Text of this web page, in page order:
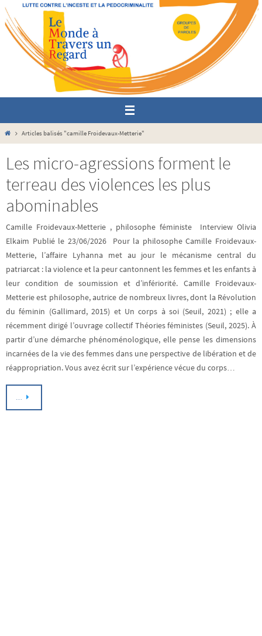
Passer
vers
contenu
HomeArticles balisés "camille Froidevaux-Metterie"
Les micro-agressions forment le
terreau des violences les plus
abominables
Camille Froidevaux-Metterie , philosophe féministe Interview Olivia
Elkaim Publié le 23/06/2026 Pour la philosophe Camille Froidevaux-
Metterie, l’affaire Lyhanna met au jour le mécanisme central du
patriarcat : la violence et la peur cantonnent les femmes et les enfants à
leur condition de soumission et d’infériorité. Camille Froidevaux-
Metterie est philosophe, autrice de nombreux livres, dont la Révolution
du féminin (Gallimard, 2015) et Un corps à soi (Seuil, 2021) ; elle a
récemment dirigé l’ouvrage collectif Théories féministes (Seuil, 2025). À
partir d’une démarche phénoménologique, elle pense les dimensions
incarnées de la vie des femmes dans une perspective de libération et de
réappropriation. Vous avez écrit sur l’expérience vécue du corps…
…